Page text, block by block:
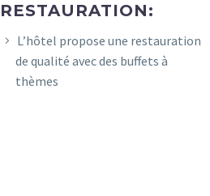
RESTAURATION:
L’hôtel propose une restauration
de qualité avec des buffets à
thèmes